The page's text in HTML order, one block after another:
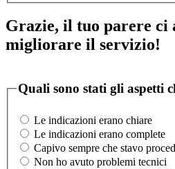
Grazie, il tuo parere ci
migliorare il servizio!
Quali sono stati gli aspetti
Le indicazioni erano chiare
Le indicazioni erano complete
Capivo sempre che stavo
Non ho avuto problemi tecnici